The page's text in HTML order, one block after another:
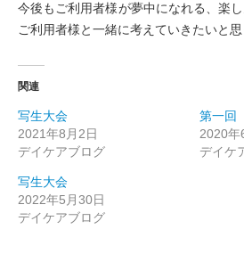
今後もご利用者様が夢中になれる、楽
ご利用者様と一緒に考えていきたいと思
関連
写生大会
2021年8月2日
デイケアブログ
第一回
2020年
デイケ
写生大会
2022年5月30日
デイケアブログ